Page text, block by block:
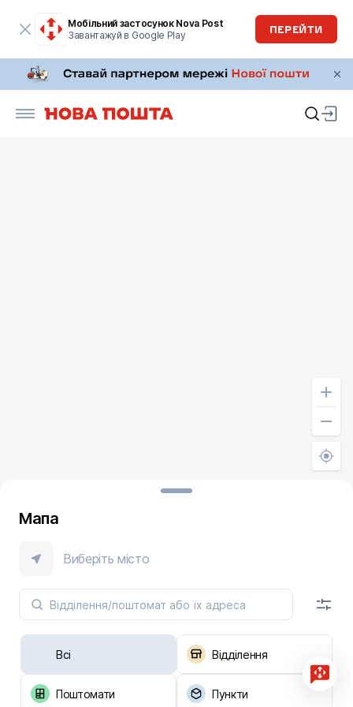
Мобільний застосунок Nova Post
Завантажуй в Google Play
ПЕРЕЙТИ
Мапа
Виберіть місто
Всі Відділення
Поштомати Пункти